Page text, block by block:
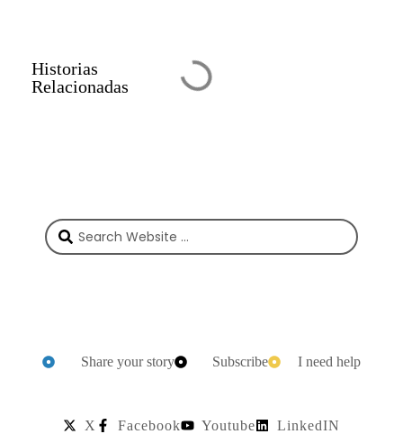
Historias
Relacionadas
Share your story Subscribe I need help
X Facebook Youtube LinkedIN